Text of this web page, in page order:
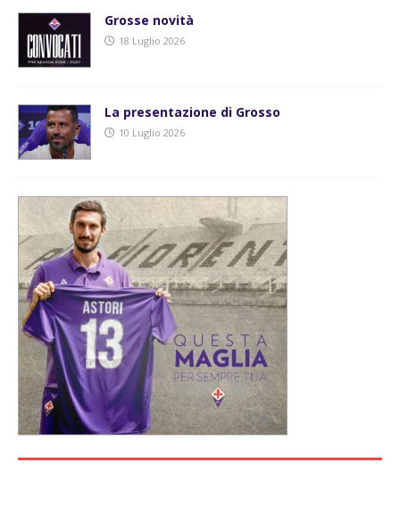
Grosse novità
18 Luglio 2026
La presentazione di Grosso
10 Luglio 2026